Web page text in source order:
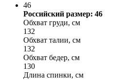
46
Российский размер: 46
Обхват груди, см
132
Обхват талии, см
132
Обхват бедер, см
130
Длина спинки, см